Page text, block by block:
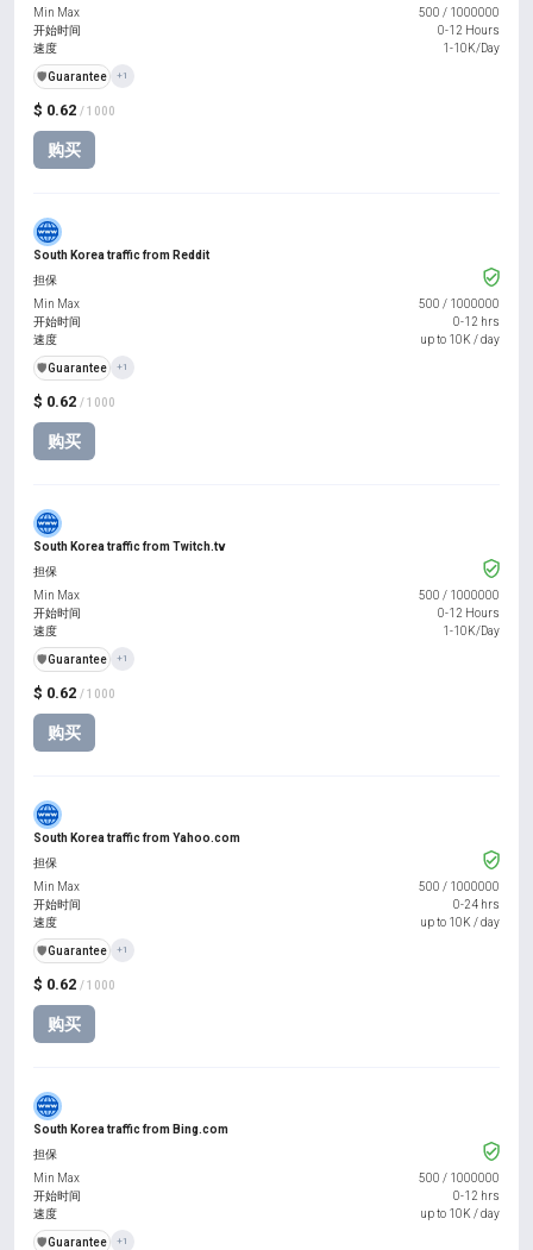
$ 0.62 / 1000
购买
Min Max
500 / 1000000
开始时间
0-12 Hours
速度
1-10K/Day
️🛡️Guarantee +1
South Korea traffic from Reddit
$ 0.62 / 1000
购买
担保
Min Max
500 / 1000000
开始时间
0-12 hrs
速度
up to 10K / day
️🛡️Guarantee +1
South Korea traffic from Twitch.tv
$ 0.62 / 1000
购买
担保
Min Max
500 / 1000000
开始时间
0-12 Hours
速度
1-10K/Day
️🛡️Guarantee +1
South Korea traffic from Yahoo.com
$ 0.62 / 1000
购买
担保
Min Max
500 / 1000000
开始时间
0-24 hrs
速度
up to 10K / day
️🛡️Guarantee +1
South Korea traffic from Bing.com
担保
Min Max
500 / 1000000
开始时间
0-12 hrs
速度
up to 10K / day
️🛡️Guarantee +1